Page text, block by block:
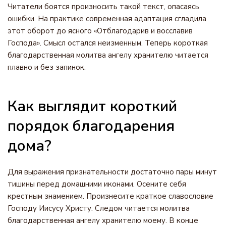
Читатели боятся произносить такой текст, опасаясь
ошибки. На практике современная адаптация сгладила
этот оборот до ясного «Отблагодарив и восславив
Господа». Смысл остался неизменным. Теперь короткая
благодарственная молитва ангелу хранителю читается
плавно и без запинок.
Как выглядит короткий
порядок благодарения
дома?
Для выражения признательности достаточно пары минут
тишины перед домашними иконами. Осените себя
крестным знамением. Произнесите краткое славословие
Господу Иисусу Христу. Следом читается молитва
благодарственная ангелу хранителю моему. В конце